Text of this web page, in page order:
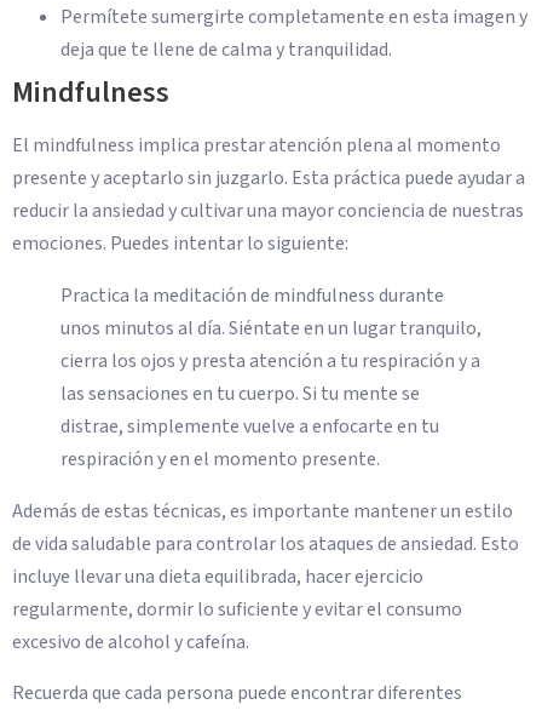
Permítete sumergirte completamente en esta imagen y
deja que te llene de calma y tranquilidad.
Mindfulness
El mindfulness implica prestar atención plena al momento
presente y aceptarlo sin juzgarlo. Esta práctica puede ayudar a
reducir la ansiedad y cultivar una mayor conciencia de nuestras
emociones. Puedes intentar lo siguiente:
Practica la meditación de mindfulness durante
unos minutos al día. Siéntate en un lugar tranquilo,
cierra los ojos y presta atención a tu respiración y a
las sensaciones en tu cuerpo. Si tu mente se
distrae, simplemente vuelve a enfocarte en tu
respiración y en el momento presente.
Además de estas técnicas, es importante mantener un estilo
de vida saludable para controlar los ataques de ansiedad. Esto
incluye llevar una dieta equilibrada, hacer ejercicio
regularmente, dormir lo suficiente y evitar el consumo
excesivo de alcohol y cafeína.
Recuerda que cada persona puede encontrar diferentes